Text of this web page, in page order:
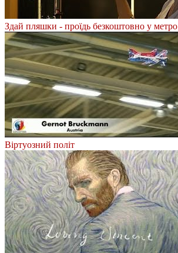
Здай пляшки - проїдь безкоштовно у метро
Віртуозний політ